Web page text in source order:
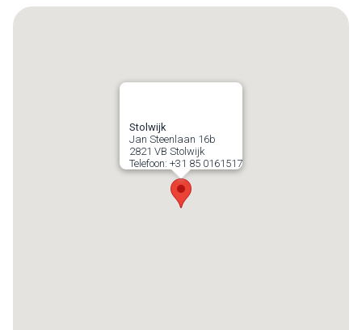
Stolwijk
Jan Steenlaan 16b
2821 VB Stolwijk
Telefoon: +31 85 0161517